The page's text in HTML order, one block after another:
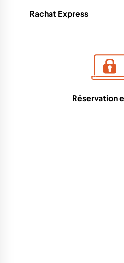
Rachat Express
Réservation